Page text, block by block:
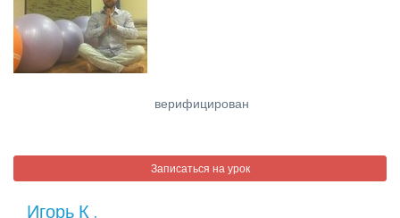
верифицирован
Записаться на урок
Игорь К .